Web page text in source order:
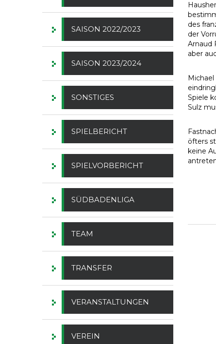
des
der
Arnaud
aber
Spiele
Sulz
öfters
keine
SAISON 2022/2023
SAISON 2023/2024
SONSTIGES
SPIELBERICHT
SPIELVORBERICHT
SÜDBADENLIGA
TEAM
TRANSFER
VERANSTALTUNGEN
VEREIN